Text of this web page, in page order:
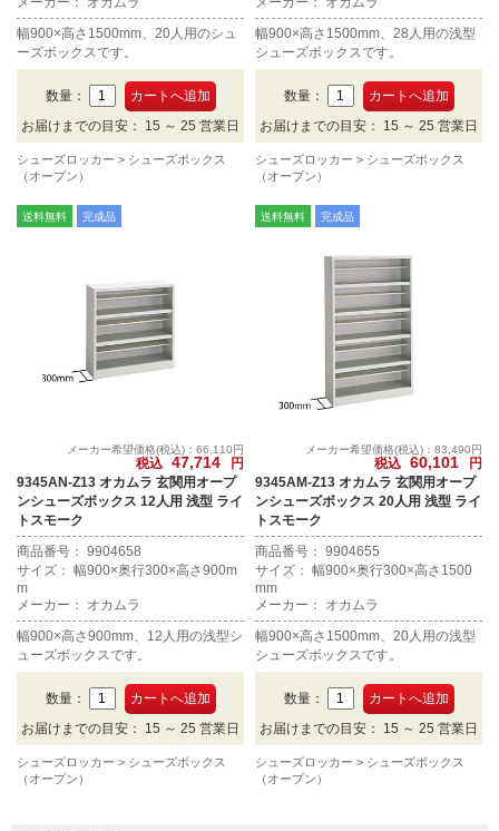
幅900×高さ1500mm、20人用のシュ
ーズボックスです。
数量：
お届けまでの目安： 15 ～ 25 営業日
シューズロッカー
シューズボックス
（オープン）
幅900×高さ1500mm、28人用の浅型
シューズボックスです。
数量：
お届けまでの目安： 15 ～ 25 営業日
シューズロッカー
シューズボックス
（オープン）
送料無料 完成品
メーカー希望価格(税込)：66,110円
税込 47,714
円
9345AN-Z13 オカムラ 玄関用オープ
ンシューズボックス 12人用 浅型 ライ
トスモーク
商品番号： 9904658
サイズ： 幅900×奥行300×高さ900m
m
メーカー： オカムラ
幅900×高さ900mm、12人用の浅型シ
ューズボックスです。
数量：
お届けまでの目安： 15 ～ 25 営業日
シューズロッカー
シューズボックス
（オープン）
送料無料 完成品
メーカー希望価格(税込)：83,490円
税込 60,101
円
9345AM-Z13 オカムラ 玄関用オープ
ンシューズボックス 20人用 浅型 ライ
トスモーク
商品番号： 9904655
サイズ： 幅900×奥行300×高さ1500
mm
メーカー： オカムラ
幅900×高さ1500mm、20人用の浅型
シューズボックスです。
数量：
お届けまでの目安： 15 ～ 25 営業日
シューズロッカー
シューズボックス
（オープン）